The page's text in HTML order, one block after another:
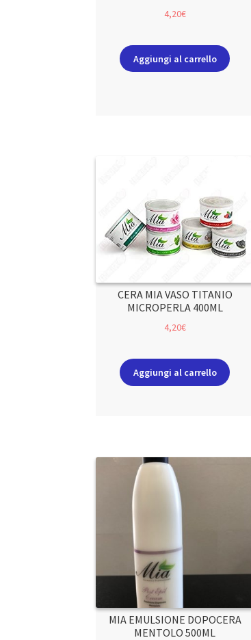
4,20€
Aggiungi al carrello
CERA MIA VASO TITANIO
MICROPERLA 400ML
4,20€
Aggiungi al carrello
MIA EMULSIONE DOPOCERA
MENTOLO 500ML